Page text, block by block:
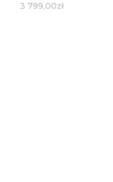
3 799,00zł